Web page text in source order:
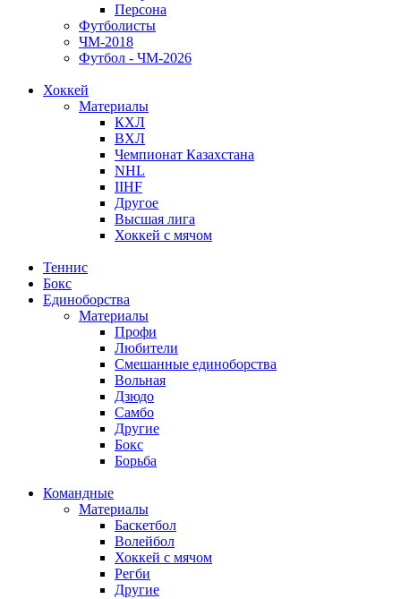
Персона
Футболисты
ЧМ-2018
Футбол - ЧМ-2026
Хоккей
Материалы
КХЛ
ВХЛ
Чемпионат Казахстана
NHL
IIHF
Другое
Высшая лига
Хоккей с мячом
Теннис
Бокс
Единоборства
Материалы
Профи
Любители
Смешанные единоборства
Вольная
Дзюдо
Самбо
Другие
Бокс
Борьба
Командные
Материалы
Баскетбол
Волейбол
Хоккей с мячом
Регби
Другие